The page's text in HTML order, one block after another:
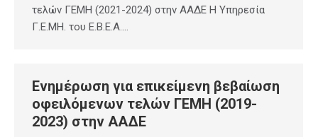
τελών ΓΕΜΗ (2021-2024) στην ΑΑΔΕ Η Υπηρεσία
Γ.Ε.ΜΗ. του Ε.Β.Ε.Α.…
Ενημέρωση για επικείμενη βεβαίωση
οφειλόμενων τελών ΓΕΜΗ (2019-
2023) στην ΑΑΔΕ